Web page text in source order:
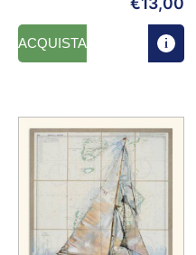
ACQUISTA